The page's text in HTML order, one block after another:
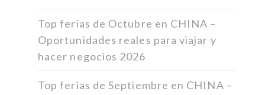
Top ferias de Octubre en CHINA –
Oportunidades reales para viajar y
hacer negocios 2026
Top ferias de Septiembre en CHINA –